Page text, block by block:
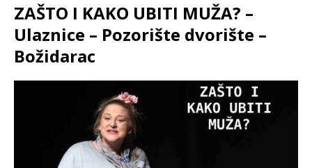
ZAŠTO I KAKO UBITI MUŽA? –
Ulaznice – Pozorište dvorište –
Božidarac